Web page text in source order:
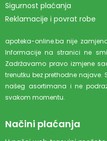
Sigurnost plaćanja
Reklamacije i povrat robe
apoteka-online.ba nije
Informacije na stranici ne
Zadržavamo pravo izmjene
trenutku bez prethodne najave.
našeg asortimana i ne
svakom momentu.
Načini plaćanja